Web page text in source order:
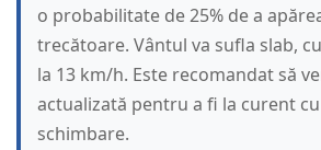
o probabilitate de 25% de a
trecătoare. Vântul va sufla slab,
la 13 km/h. Este recomandat să
actualizată pentru a fi la curent
schimbare.